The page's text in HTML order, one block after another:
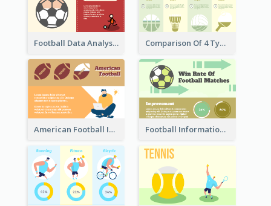
Football Data Analysis Comparison Of 4 Types of Sports
American Football Information Football Information